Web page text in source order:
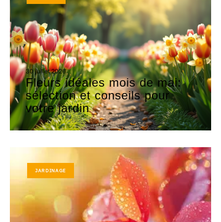
30 juillet 2026
Fleurs idéales mois de mai:
sélection et conseils pour
votre jardin
JARDINAGE